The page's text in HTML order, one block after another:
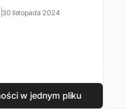
30 listopada 2024
w jednym pliku